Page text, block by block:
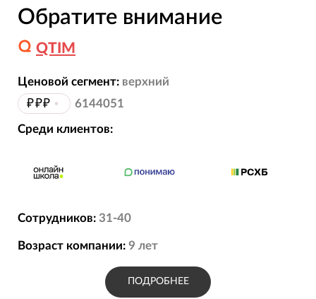
Обратите внимание
QTIM
Ценовой сегмент: верхний
₽₽₽ • 6144051
Среди клиентов:
Сотрудников: 31-40
Возраст компании: 9 лет
ПОДРОБНЕЕ